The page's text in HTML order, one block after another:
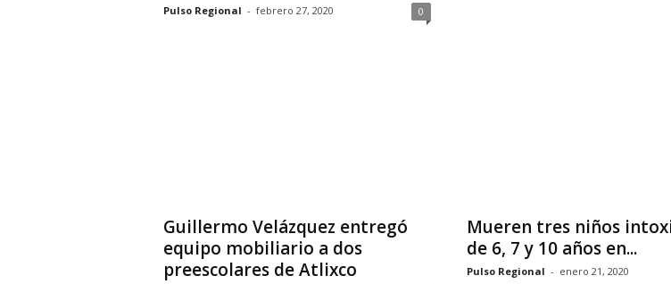
Pulso Regional - febrero 27, 2020 0
Guillermo Velázquez entregó
equipo mobiliario a dos
preescolares de Atlixco
Mueren tres niños
de 6, 7 y 10 años en...
Pulso Regional - enero 21, 2020